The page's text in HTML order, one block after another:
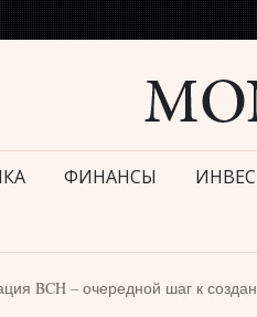
ФИНАНСЫ
BCH – очередной шаг к